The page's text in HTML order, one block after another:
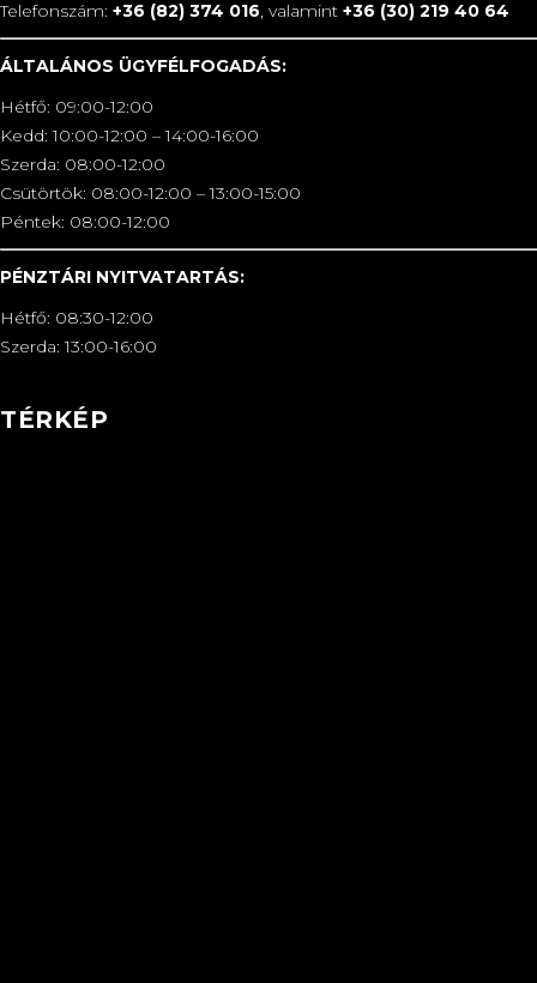
Telefonszám: +36 (82) 374 016, valamint +36 (30) 219 40 64
ÁLTALÁNOS ÜGYFÉLFOGADÁS:
Hétfő: 09:00-12:00
Kedd: 10:00-12:00 – 14:00-16:00
Szerda: 08:00-12:00
Csütörtök: 08:00-12:00 – 13:00-15:00
Péntek: 08:00-12:00
PÉNZTÁRI NYITVATARTÁS:
Hétfő: 08:30-12:00
Szerda: 13:00-16:00
TÉRKÉP